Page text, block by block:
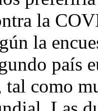
la
la
país
tal como